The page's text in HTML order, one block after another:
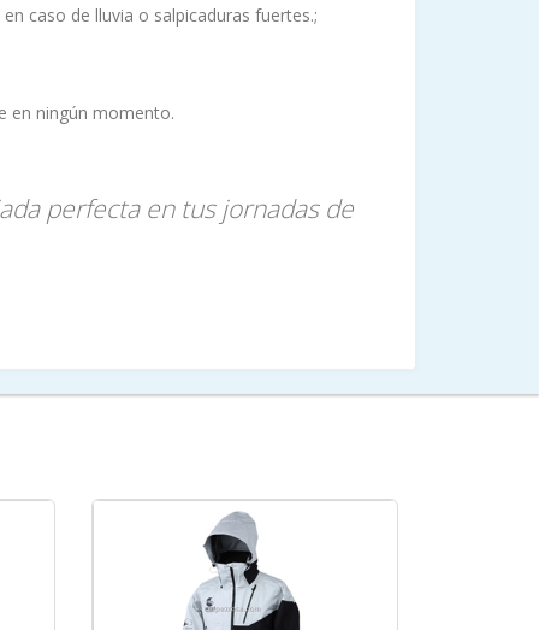
caso de lluvia o salpicaduras fuertes.;
en ningún momento.
perfecta en tus jornadas de